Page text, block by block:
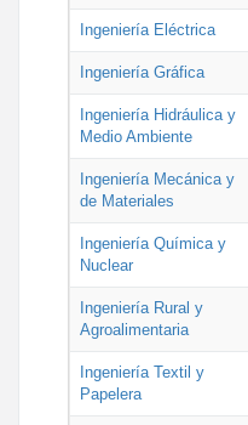
Ingeniería Eléctrica
Ingeniería Gráfica
Ingeniería Hidráulica y
Medio Ambiente
Ingeniería Mecánica y
de Materiales
Ingeniería Química y
Nuclear
Ingeniería Rural y
Agroalimentaria
Ingeniería Textil y
Papelera